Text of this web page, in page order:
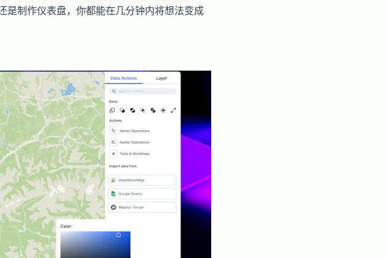
是制作仪表盘，你都能在几分钟内将想法变成